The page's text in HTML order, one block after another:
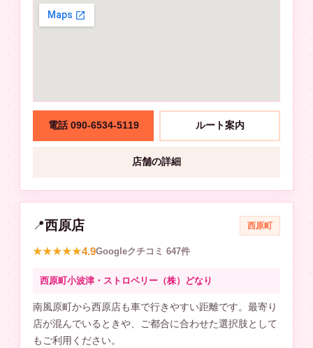
電話 090-6534-5119 ルート案内
店舗の詳細
📍西原店 西原町
★★★★★4.9Googleクチコミ 647件
西原町小波津・ストロベリー（株）どなり
南風原町から西原店も車で行きやすい距離です。最寄り
店が混んでいるときや、ご都合に合わせた選択肢として
もご利用ください。